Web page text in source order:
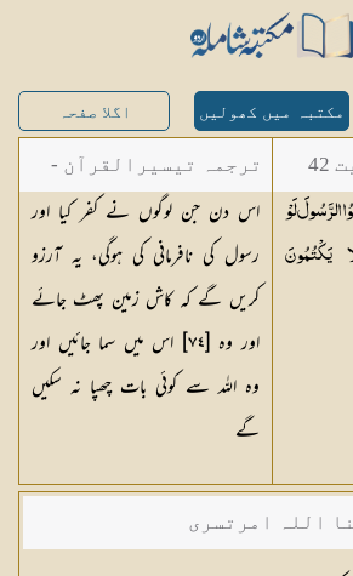
مکتبہ میں کھولیں اگلا صفحہ
الرَّسُولَ لَوْ
يَكْتُمُونَ
ترجمہ تیسیرالقرآن -
مولانا عبد الرحمن
کیلانی
اس دن جن لوگوں نے کفر کیا اور
رسول کی نافرمانی کی ہوگی، یہ آرزو
کریں گے کہ کاش زمین پھٹ جائے
اور وہ [٧٤] اس میں سما جائیں اور
وہ اللہ سے کوئی بات چھپا نہ سکیں
گے
اللہ امرتسری